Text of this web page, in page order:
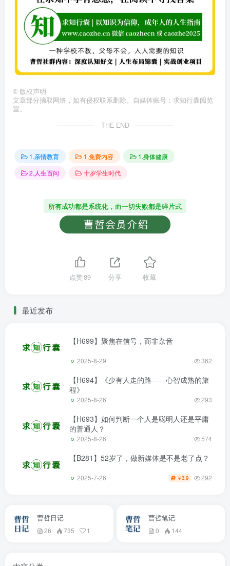
© 版权声明
文章部分摘取网络，如有侵权联系删除。自媒体账号：求知行囊阅览
室。
THE END
1.亲情教育 1.免费内容
1.身体健康
2.人生百问
十岁学生时代
所有成功都是系统化，而一切失败都是碎片式
点赞89 分享 收藏
最近发布
【H699】聚焦在信号，而非杂音
2025-8-29 362
【H694】《少有人走的路——心智成熟的旅
程》
2025-8-26 293
【H693】如何判断一个人是聪明人还是平庸
的普通人？
2025-8-26 574
【B281】52岁了，做新媒体是不是老了点？
2025-7-26 ￥3.9 292
曹哲日记
26 735 1
曹哲笔记
0 144